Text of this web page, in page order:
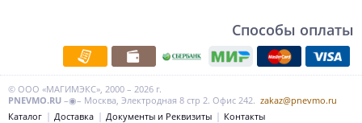
Способы оплаты
© ООО «МАГИМЭКС», 2000 – 2026 г.
PNEVMO.RU –◉– Москва, Электродная 8 стр 2. Офис 242. zakaz@pnevmo.ru
Каталог
Доставка Документы и Реквизиты Контакты